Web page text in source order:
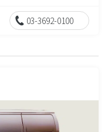
03-3692-0100